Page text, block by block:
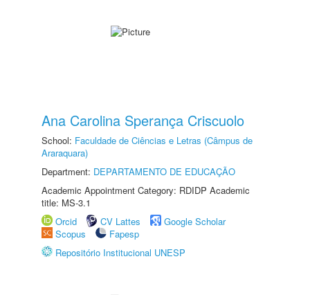
Ana Carolina Sperança Criscuolo
School: Faculdade de Ciências e Letras (Câmpus de
Araraquara)
Department: DEPARTAMENTO DE EDUCAÇÃO
Academic Appointment Category: RDIDP Academic
title: MS-3.1
Orcid
CV Lattes
Google Scholar
Scopus
Fapesp
Repositório Institucional UNESP